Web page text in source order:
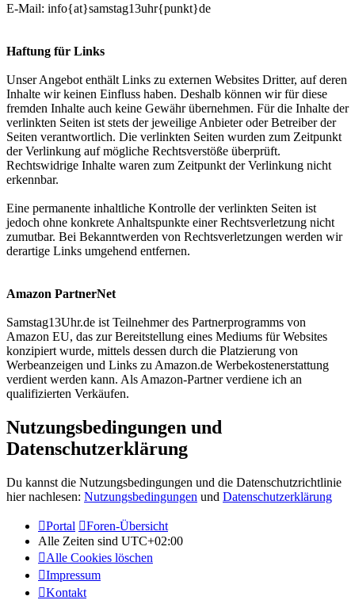
E-Mail: info{at}samstag13uhr{punkt}de
Haftung für Links
Unser Angebot enthält Links zu externen Websites Dritter, auf deren
Inhalte wir keinen Einfluss haben. Deshalb können wir für diese
fremden Inhalte auch keine Gewähr übernehmen. Für die Inhalte der
verlinkten Seiten ist stets der jeweilige Anbieter oder Betreiber der
Seiten verantwortlich. Die verlinkten Seiten wurden zum Zeitpunkt
der Verlinkung auf mögliche Rechtsverstöße überprüft.
Rechtswidrige Inhalte waren zum Zeitpunkt der Verlinkung nicht
erkennbar.
Eine permanente inhaltliche Kontrolle der verlinkten Seiten ist
jedoch ohne konkrete Anhaltspunkte einer Rechtsverletzung nicht
zumutbar. Bei Bekanntwerden von Rechtsverletzungen werden wir
derartige Links umgehend entfernen.
Amazon PartnerNet
Samstag13Uhr.de ist Teilnehmer des Partnerprogramms von
Amazon EU, das zur Bereitstellung eines Mediums für Websites
konzipiert wurde, mittels dessen durch die Platzierung von
Werbeanzeigen und Links zu Amazon.de Werbekostenerstattung
verdient werden kann. Als Amazon-Partner verdiene ich an
qualifizierten Verkäufen.
Nutzungsbedingungen und
Datenschutzerklärung
Du kannst die Nutzungsbedingungen und die Datenschutzrichtlinie
hier nachlesen: Nutzungsbedingungen und Datenschutzerklärung
Portal
Foren-Übersicht
Alle Zeiten sind UTC+02:00
Alle Cookies löschen
Impressum
Kontakt